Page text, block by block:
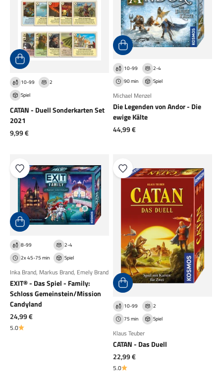
10-99
2
Spiel
CATAN - Duell Sonderkarten Set
2021
Angebot
9,99 €
10-99
2-4
90 min
Spiel
Michael Menzel
Die Legenden von Andor - Die
ewige Kälte
Angebot
44,99 €
8-99
2-4
2x 45-75 min
Spiel
Inka Brand, Markus Brand, Emely Brand
EXIT® - Das Spiel - Family:
Schloss Gemeinstein/Mission
Candyland
Angebot
24,99 €
5.0
10-99
2
75 min
Spiel
Klaus Teuber
CATAN - Das Duell
Angebot
22,99 €
5.0